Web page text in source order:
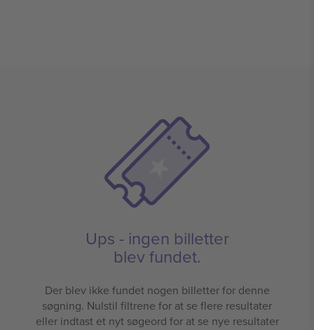
Ups - ingen billetter
blev fundet.
Der blev ikke fundet nogen billetter for denne
søgning. Nulstil filtrene for at se flere resultater
eller indtast et nyt søgeord for at se nye resultater